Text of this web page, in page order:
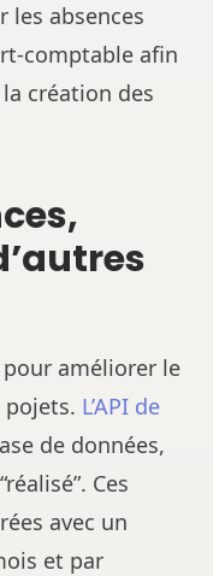
les absences
comptable afin
création des
pour améliorer le
pojets. L’API de
de données,
Ces
avec un
et par